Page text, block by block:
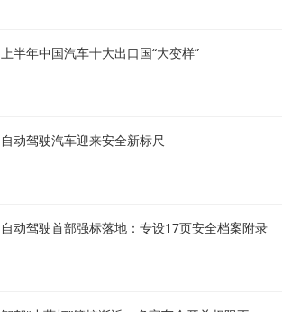
上半年中国汽车十大出口国“大变样”
自动驾驶汽车迎来安全新标尺
自动驾驶首部强标落地：专设17页安全档案附录